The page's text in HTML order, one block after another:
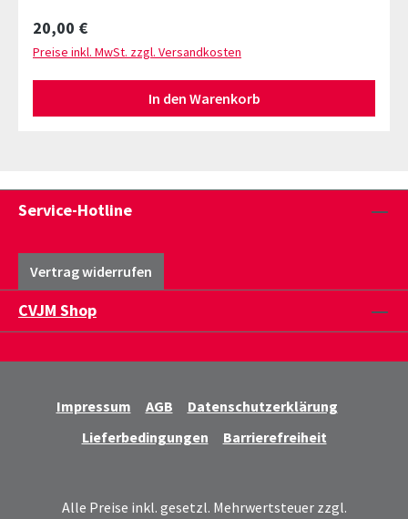
Regulärer Preis:
20,00 €
Preise inkl. MwSt. zzgl. Versandkosten
In den Warenkorb
Service-Hotline
Vertrag widerrufen
CVJM Shop
Impressum AGB
Datenschutzerklärung
Lieferbedingungen
Barrierefreiheit
Alle Preise inkl. gesetzl. Mehrwertsteuer zzgl.